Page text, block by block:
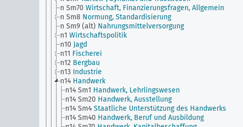
n Sm70 Wirtschaft, Finanzierungsfragen, Allgemein
n Sm8 Normung, Standardisierung
n Sm9 (alt) Nahrungsmittelversorgung
n1 Wirtschaftspolitik
n10 Jagd
n11 Fischerei
n12 Bergbau
n13 Industrie
n14 Handwerk
n14 Sm1 Handwerk, Lehrlingswesen
n14 Sm20 Handwerk, Ausstellung
n14 Sm4 Staatliche Unterstützung des Handwerks
n14 Sm40 Handwerk, Beruf und Ausbildung